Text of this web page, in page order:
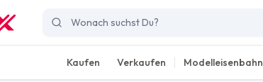
Kaufen Verkaufen Modelleisenbahn